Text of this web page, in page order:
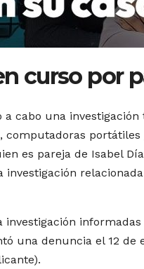
curso por
a cabo una
computadoras
es pareja de Isabel
investigación
una denuncia el 12